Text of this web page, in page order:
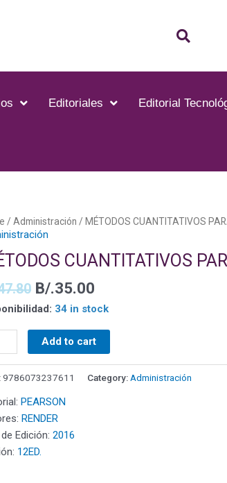
Editoriales Editorial
/ Administración / MÉTODOS CUANTITATIVOS
CUANTITATIVOS
B/.35.00
34 in stock
Add to cart
9786073237611 Category:Administración
PEARSON
RENDER
Edición: 2016
12ED.